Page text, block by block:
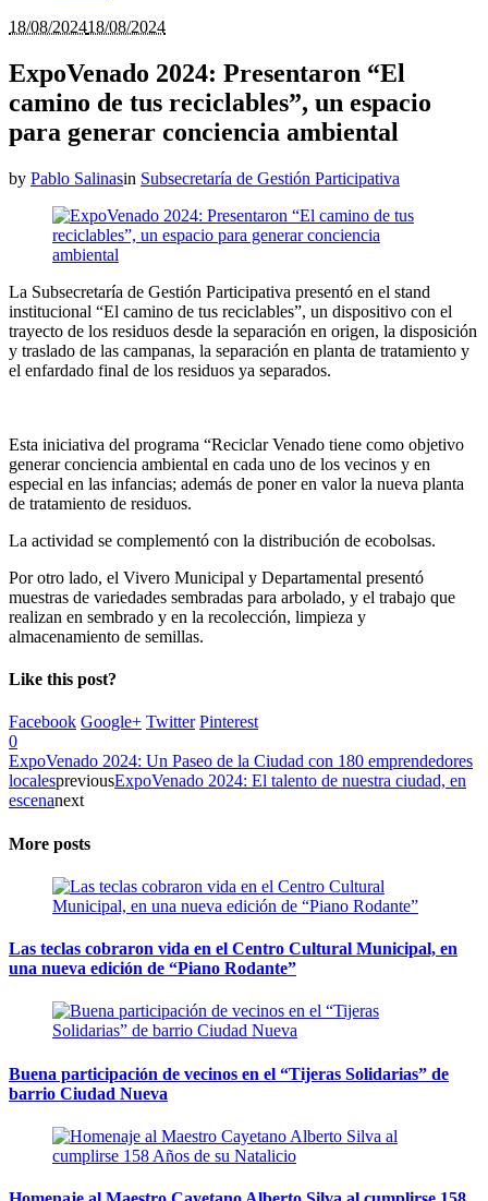
18/08/202418/08/2024
ExpoVenado 2024: Presentaron “El
camino de tus reciclables”, un espacio
para generar conciencia ambiental
by Pablo Salinasin Subsecretaría de Gestión Participativa
La Subsecretaría de Gestión Participativa presentó en el stand
institucional “El camino de tus reciclables”, un dispositivo con el
trayecto de los residuos desde la separación en origen, la disposición
y traslado de las campanas, la separación en planta de tratamiento y
el enfardado final de los residuos ya separados.
Esta iniciativa del programa “Reciclar Venado tiene como objetivo
generar conciencia ambiental en cada uno de los vecinos y en
especial en las infancias; además de poner en valor la nueva planta
de tratamiento de residuos.
La actividad se complementó con la distribución de ecobolsas.
Por otro lado, el Vivero Municipal y Departamental presentó
muestras de variedades sembradas para arbolado, y el trabajo que
realizan en sembrado y en la recolección, limpieza y
almacenamiento de semillas.
Like this post?
Facebook Google+ Twitter Pinterest
0
ExpoVenado 2024: Un Paseo de la Ciudad con 180 emprendedores
localespreviousExpoVenado 2024: El talento de nuestra ciudad, en
escenanext
More posts
Las teclas cobraron vida en el Centro Cultural Municipal, en
una nueva edición de “Piano Rodante”
Buena participación de vecinos en el “Tijeras Solidarias” de
barrio Ciudad Nueva